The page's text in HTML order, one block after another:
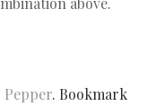
Pepper. Bookmark